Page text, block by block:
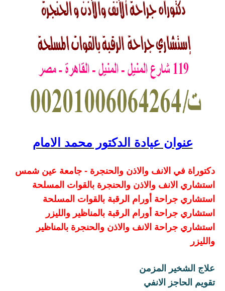
عنوان عيادة الدكتور محمد الامام
دكتوراة في الانف والاذن والحنجرة - جامعة عين شمس
استشاري الانف والاذن والحنجرة بالقوات المسلحة
استشاري جراحة أورام الرقبة بالقوات المسلحة
استشاري جراحة أورام الرقبة بالمناظير والليزر
استشاري جراحة الانف والاذن والحنجرة بالمناظير
والليزر
علاج الشخير المزمن
تقويم الحاجز الانفي